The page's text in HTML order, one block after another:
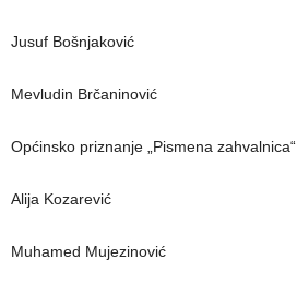
Jusuf Bošnjaković
Mevludin Brčaninović
Općinsko priznanje „Pismena zahvalnica“
Alija Kozarević
Muhamed Mujezinović